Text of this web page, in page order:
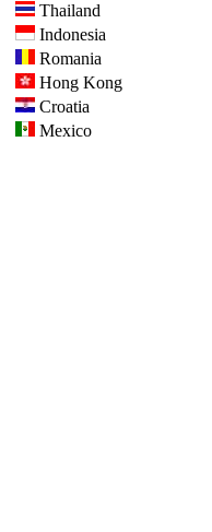
Thailand
Indonesia
Romania
Hong Kong
Croatia
Mexico